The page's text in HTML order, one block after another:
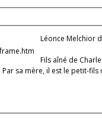
Léonce Melchior
Fils aîné de
sa mère, il est le petit-